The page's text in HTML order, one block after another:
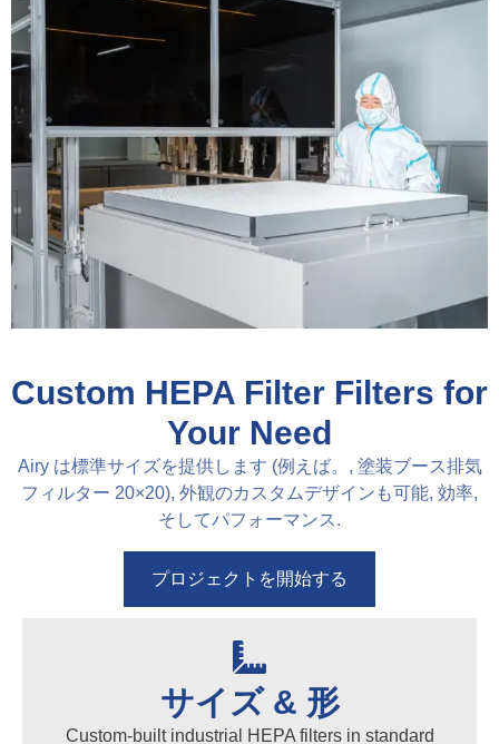
Custom HEPA Filter Filters for
Your Need
Airy は標準サイズを提供します (例えば。, 塗装ブース排気
フィルター 20×20), 外観のカスタムデザインも可能, 効率,
そしてパフォーマンス.
プロジェクトを開始する
サイズ & 形
Custom-built industrial HEPA filters in standard